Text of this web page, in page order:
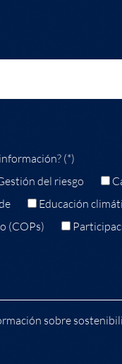
(*)
del riesgo
Educación
(COPs)
sobre